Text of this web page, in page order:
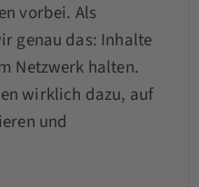
vorbei. Als
genau das: Inhalte
Netzwerk halten.
wirklich dazu, auf
und